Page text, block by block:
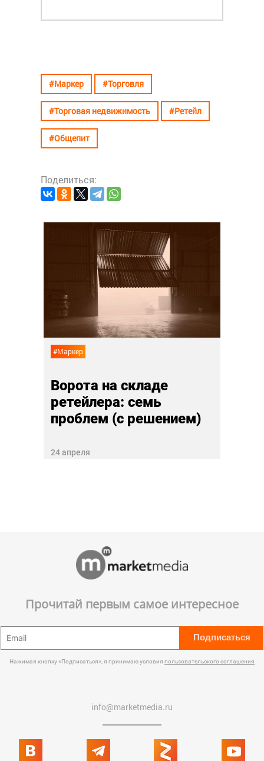
#Маркер #Торговля
#Торговая недвижимость #Ретейл
#Общепит
Поделиться:
#Маркер
Ворота на складе
ретейлера: семь
проблем (с решением)
24 апреля
Прочитай первым самое интересное
Подписаться
Нажимая кнопку «Подписаться», я принимаю условия пользовательского соглашения
info@marketmedia.ru